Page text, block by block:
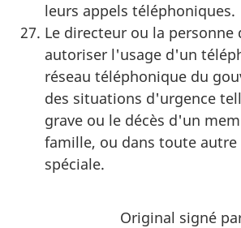
leurs appels téléphoniques.
Le directeur ou la personne
autoriser l'usage d'un
réseau téléphonique du
des situations d'urgence
grave ou le décès d'un
famille, ou dans toute autre
spéciale.
Original signé